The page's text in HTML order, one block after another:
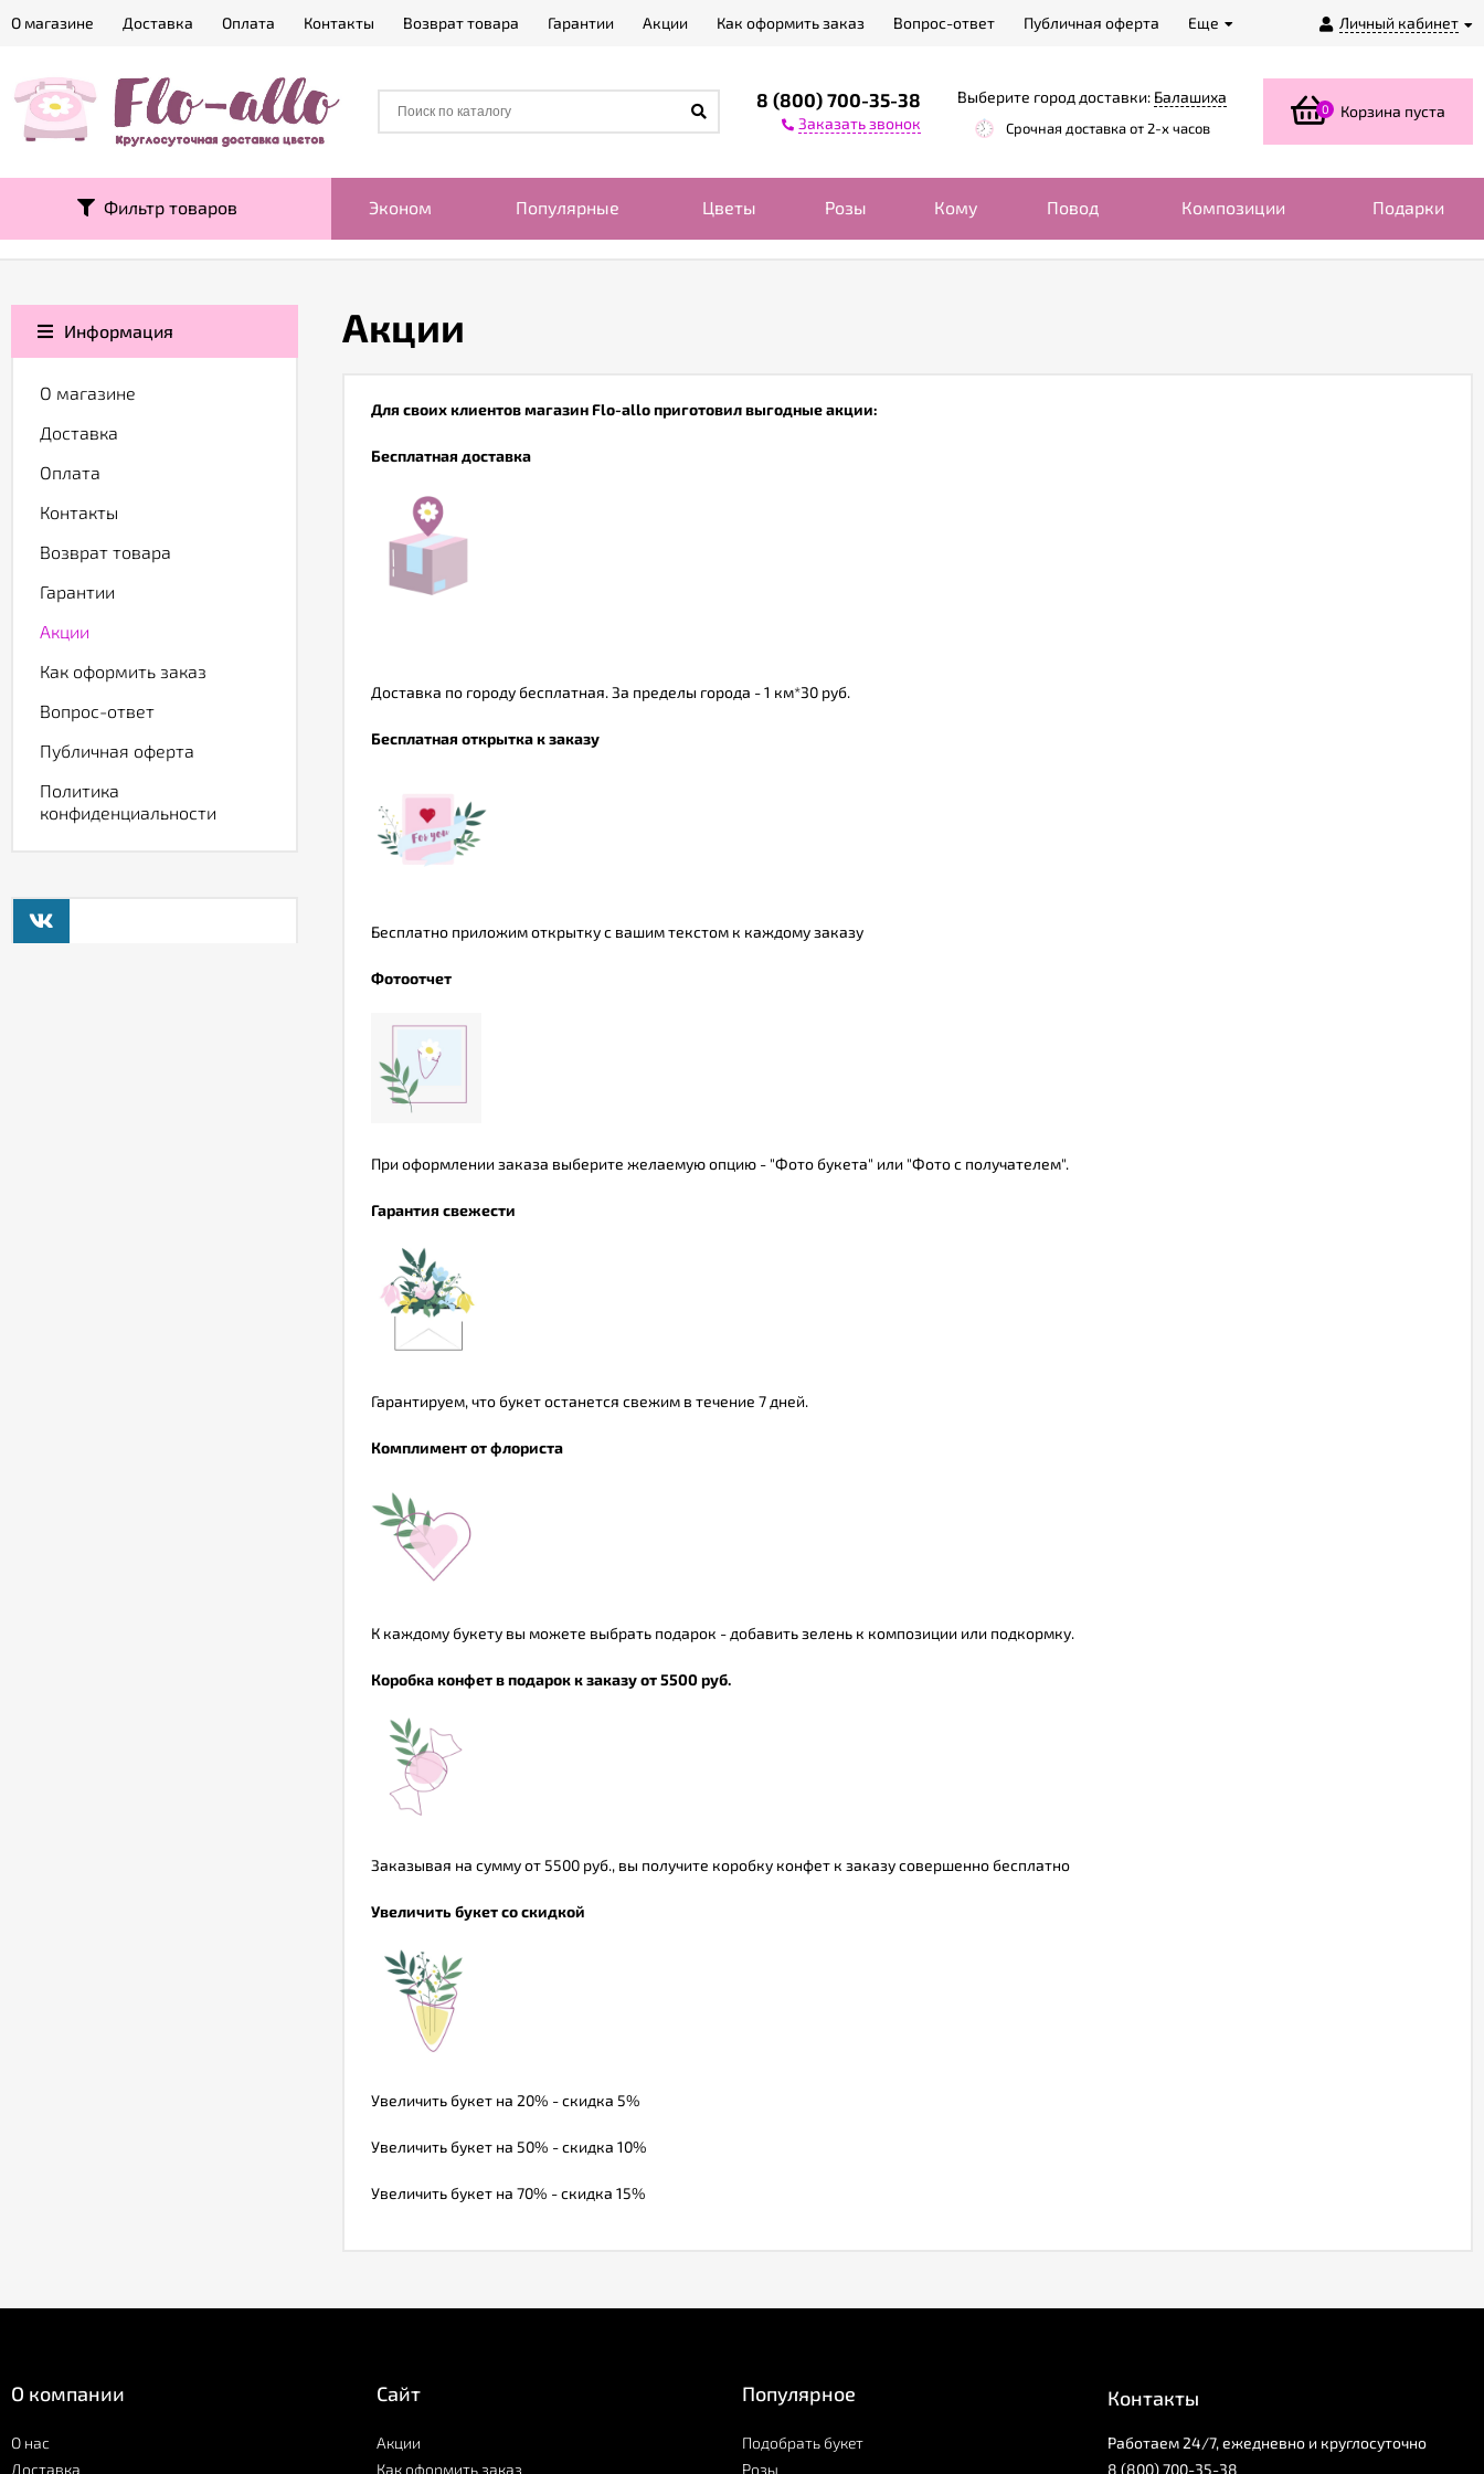
Личный кабинет
О магазине Доставка Оплата Контакты Возврат товара Гарантии Акции Как оформить заказ Вопрос-ответ Публичная оферта Еще
8 (800) 700-35-38
Заказать звонок
Выберите город доставки: Балашиха
Срочная доставка от 2-х часов
0 Корзина пуста
Фильтр товаров Эконом Популярные Цветы Розы Кому Повод Композиции Подарки
Акции
Для своих клиентов магазин Flo-allo приготовил выгодные акции:
Бесплатная доставка
Доставка по городу бесплатная. За пределы города - 1 км*30 руб.
Бесплатная открытка к заказу
Бесплатно приложим открытку с вашим текстом к каждому заказу
Фотоотчет
При оформлении заказа выберите желаемую опцию - "Фото букета" или "Фото с получателем".
Гарантия свежести
Гарантируем, что букет останется свежим в течение 7 дней.
Комплимент от флориста
К каждому букету вы можете выбрать подарок - добавить зелень к композиции или подкормку.
Коробка конфет в подарок к заказу от 5500 руб.
Заказывая на сумму от 5500 руб., вы получите коробку конфет к заказу совершенно бесплатно
Увеличить букет со скидкой
Увеличить букет на 20% - скидка 5%
Увеличить букет на 50% - скидка 10%
Увеличить букет на 70% - скидка 15%
Информация
О магазине
Доставка
Оплата
Контакты
Возврат товара
Гарантии
Акции
Как оформить заказ
Вопрос-ответ
Публичная оферта
Политика
конфиденциальности
О компании
О нас
Доставка
Сайт
Акции
Как оформить заказ
Популярное
Подобрать букет
Розы
Контакты
Работаем 24/7, ежедневно и круглосуточно
8 (800) 700-35-38